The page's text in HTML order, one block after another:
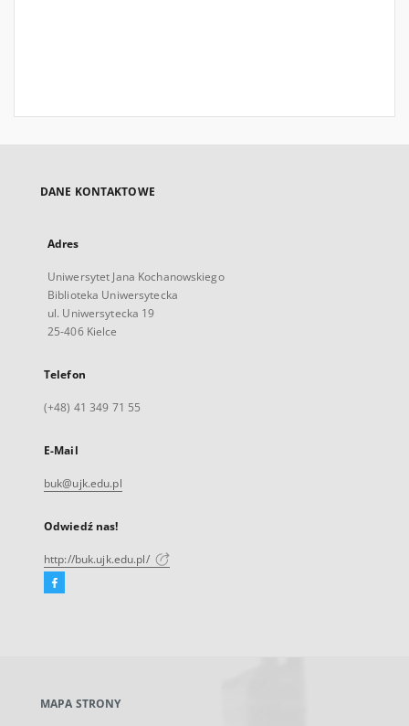
DANE KONTAKTOWE
Adres
Uniwersytet Jana Kochanowskiego
Biblioteka Uniwersytecka
ul. Uniwersytecka 19
25-406 Kielce
Telefon
(+48) 41 349 71 55
E-Mail
buk@ujk.edu.pl
Odwiedź nas!
http://buk.ujk.edu.pl/
Facebook
karcie
MAPA STRONY